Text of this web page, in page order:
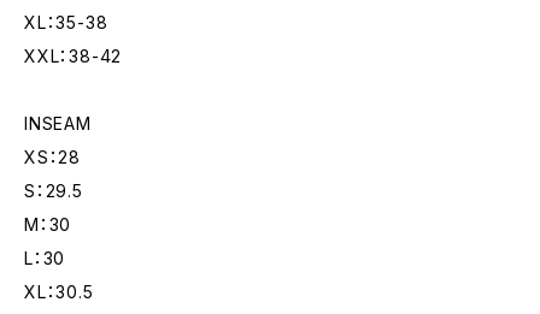
XL：35-38
XXL：38-42
INSEAM
XS：28
S：29.5
M：30
L：30
XL：30.5